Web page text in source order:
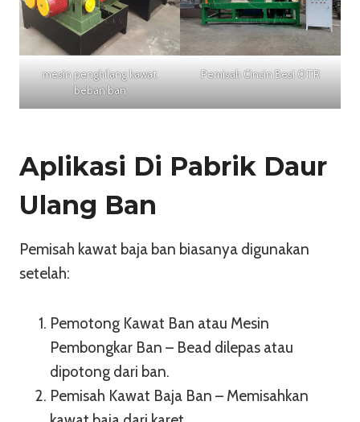
mesin penghilang kawat
beban ban
Pemisah Cincin Besi OTR
Aplikasi Di Pabrik Daur
Ulang Ban
Pemisah kawat baja ban biasanya digunakan
setelah:
Pemotong Kawat Ban atau Mesin
Pembongkar Ban – Bead dilepas atau
dipotong dari ban.
Pemisah Kawat Baja Ban – Memisahkan